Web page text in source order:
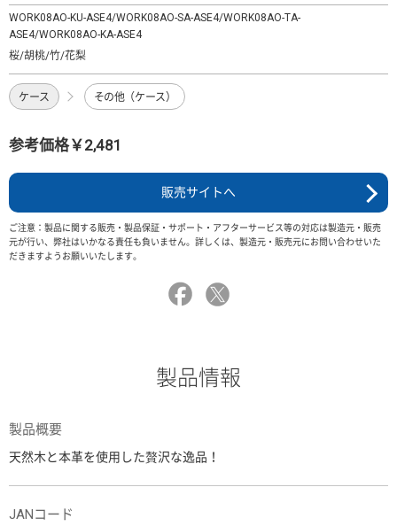
WORK08AO-KU-ASE4/WORK08AO-SA-ASE4/WORK08AO-TA-
ASE4/WORK08AO-KA-ASE4
桜/胡桃/竹/花梨
ケース その他（ケース）
参考価格￥2,481
販売サイトへ
ご注意：製品に関する販売・製品保証・サポート・アフターサービス等の対応は製造元・販売
元が行い、弊社はいかなる責任も負いません。詳しくは、製造元・販売元にお問い合わせいた
だきますようお願いいたします。
製品情報
製品概要
天然木と本革を使用した贅沢な逸品！
JANコード